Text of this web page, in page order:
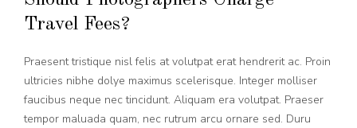
Travel Fees?
Praesent tristique nisl felis at volutpat erat hendrerit ac. Proin
ultricies nibhe dolye maximus scelerisque. Integer molliser
faucibus neque nec tincidunt. Aliquam era volutpat. Praeser
tempor maluada quam, nec rutrum arcu ornare sed. Duru